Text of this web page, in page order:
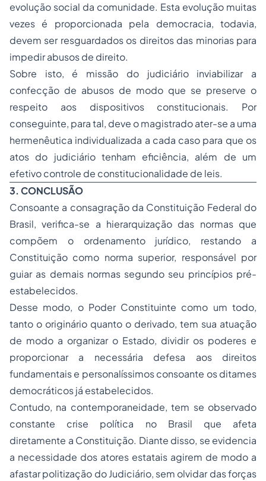
evolução social da comunidade. Esta evolução muitas
vezes é proporcionada pela democracia, todavia,
devem ser resguardados os direitos das minorias para
impedir abusos de direito.
Sobre isto, é missão do judiciário inviabilizar a
confecção de abusos de modo que se preserve o
respeito aos dispositivos constitucionais. Por
conseguinte, para tal, deve o magistrado ater-se a uma
hermenêutica individualizada a cada caso para que os
atos do judiciário tenham eficiência, além de um
efetivo controle de constitucionalidade de leis.
3. CONCLUSÃO
Consoante a consagração da Constituição Federal do
Brasil, verifica-se a hierarquização das normas que
compõem o ordenamento jurídico, restando a
Constituição como norma superior, responsável por
guiar as demais normas segundo seu princípios pré-
estabelecidos.
Desse modo, o Poder Constituinte como um todo,
tanto o originário quanto o derivado, tem sua atuação
de modo a organizar o Estado, dividir os poderes e
proporcionar a necessária defesa aos direitos
fundamentais e personalíssimos consoante os ditames
democráticos já estabelecidos.
Contudo, na contemporaneidade, tem se observado
constante crise política no Brasil que afeta
diretamente a Constituição. Diante disso, se evidencia
a necessidade dos atores estatais agirem de modo a
afastar politização do Judiciário, sem olvidar das forças